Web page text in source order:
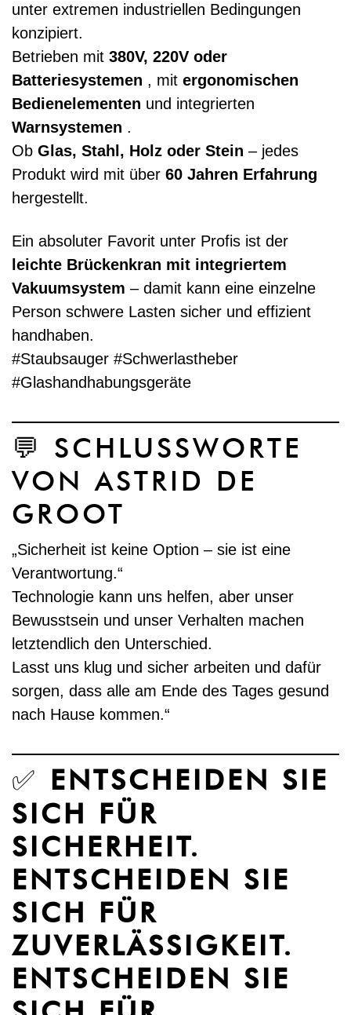
unter extremen industriellen Bedingungen
konzipiert.
Betrieben mit 380V, 220V oder
Batteriesystemen , mit ergonomischen
Bedienelementen und integrierten
Warnsystemen .
Ob Glas, Stahl, Holz oder Stein – jedes
Produkt wird mit über 60 Jahren Erfahrung
hergestellt.
Ein absoluter Favorit unter Profis ist der
leichte Brückenkran mit integriertem
Vakuumsystem – damit kann eine einzelne
Person schwere Lasten sicher und effizient
handhaben.
#Staubsauger #Schwerlastheber
#Glashandhabungsgeräte
💬 SCHLUSSWORTE
VON ASTRID DE
GROOT
„Sicherheit ist keine Option – sie ist eine
Verantwortung.“
Technologie kann uns helfen, aber unser
Bewusstsein und unser Verhalten machen
letztendlich den Unterschied.
Lasst uns klug und sicher arbeiten und dafür
sorgen, dass alle am Ende des Tages gesund
nach Hause kommen.“
✅ ENTSCHEIDEN SIE
SICH FÜR
SICHERHEIT.
ENTSCHEIDEN SIE
SICH FÜR
ZUVERLÄSSIGKEIT.
ENTSCHEIDEN SIE